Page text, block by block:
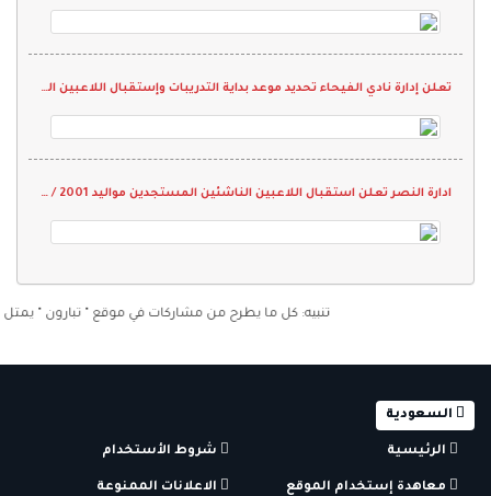
تعلن إدارة نادي الفيحاء تحديد موعد بداية التدريبات وإستقبال اللاعبين المستجدين لدرجة الشباب
ادارة النصر تعلن استقبال اللاعبين الناشئين المستجدين مواليد 2001 / 2002 م
تنبيه: كل ما يطرح من مشاركات في موقع " تبارون " يمثل رأي
السعودية
الرئيسية شروط الأستخدام
معاهدة إستخدام الموقع الاعلانات الممنوعة